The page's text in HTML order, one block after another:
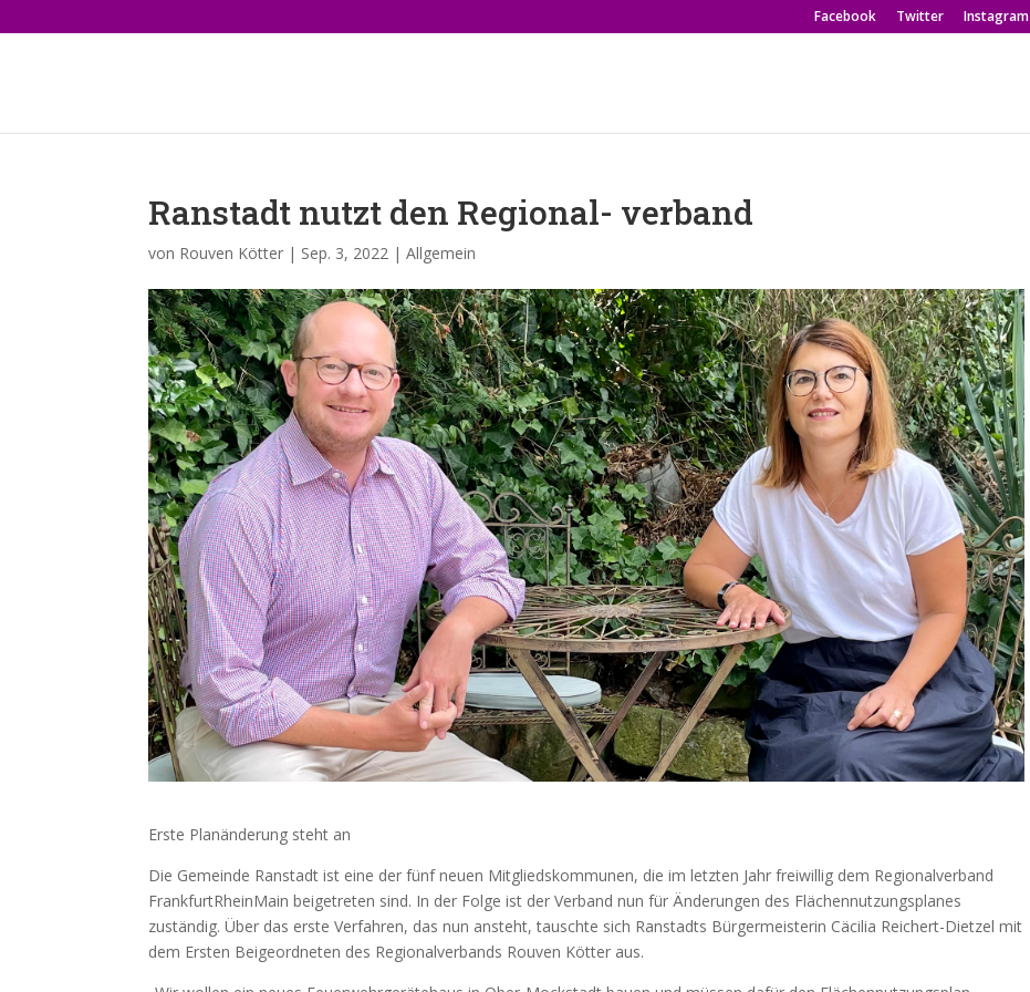
Facebook Twitter Instagram
Ranstadt nutzt den Regional- verband
von Rouven Kötter | Sep. 3, 2022 |Allgemein
Erste Planänderung steht an
Die Gemeinde Ranstadt ist eine der fünf neuen Mitgliedskommunen, die im letzten Jahr freiwillig dem Regionalverband
FrankfurtRheinMain beigetreten sind. In der Folge ist der Verband nun für Änderungen des Flächennutzungsplanes
zuständig. Über das erste Verfahren, das nun ansteht, tauschte sich Ranstadts Bürgermeisterin Cäcilia Reichert-Dietzel mit
dem Ersten Beigeordneten des Regionalverbands Rouven Kötter aus.